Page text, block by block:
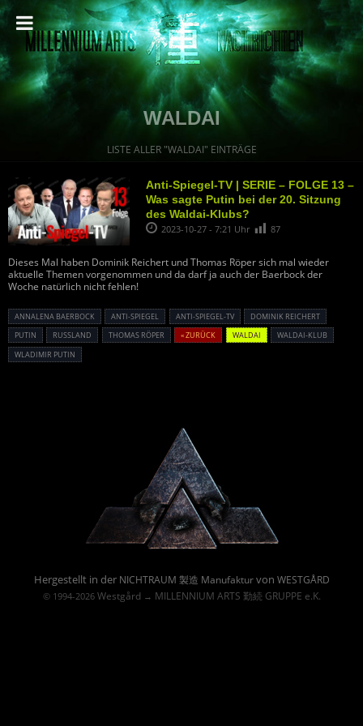
WALDAI
LISTE ALLER "WALDAI" EINTRÄGE
Anti-Spiegel-TV | SERIE – FOLGE 13 –
Was sagte Putin bei der 20. Sitzung
des Waldai-Klubs?
2023-10-27 - 7:21 Uhr 87
Dieses Mal haben Dominik Reichert und Thomas Röper sich mal wieder
aktuelle Themen vorgenommen und da darf ja auch der Baerbock der
Woche natürlich nicht fehlen!
ANNALENA BAERBOCK ANTI-SPIEGEL ANTI-SPIEGEL-TV
DOMINIK REICHERT
PUTIN
RUSSLAND THOMAS RÖPER « ZURÜCK WALDAI
WALDAI-KLUB
WLADIMIR PUTIN
Hergestellt in der NICHTRAUM 製造 Manufakturvon WESTGÅRD
© 1994-2026 Westgård→ MILLENNIUM ARTS 勤続 GRUPPE e.K.
Powered By :